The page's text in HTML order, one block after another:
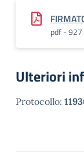
pdf - 927
Ulteriori
Protocollo: